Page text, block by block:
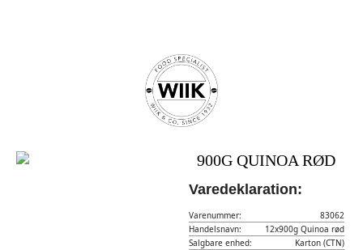
900G QUINOA RØD
Varedeklaration:
Varenummer:
83062
Handelsnavn:
12x900g Quinoa rød
Salgbare enhed:
Karton (CTN)